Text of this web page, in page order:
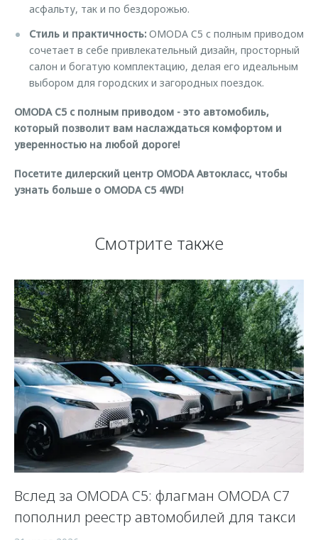
Калькулятор трейд-ин
Оригинальные аксессуары
Запчасти
асфальту, так и по бездорожью.
Стиль и практичность: OMODA C5 с полным приводом
сочетает в себе привлекательный дизайн, просторный
салон и богатую комплектацию, делая его идеальным
выбором для городских и загородных поездок.
OMODA C5 с полным приводом - это автомобиль,
который позволит вам наслаждаться комфортом и
уверенностью на любой дороге!
Посетите дилерский центр OMODA Автокласс, чтобы
узнать больше о OMODA C5 4WD!
Смотрите также
Вслед за OMODA C5: флагман OMODA C7
пополнил реестр автомобилей для такси